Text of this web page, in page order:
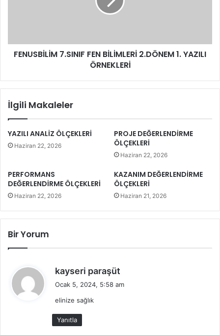
FENUSBİLİM 7.SINIF FEN BİLİMLERİ 2.DÖNEM 1. YAZILI
ÖRNEKLERİ
İlgili Makaleler
YAZILI ANALİZ ÖLÇEKLERİ
Haziran 22, 2026
PROJE DEĞERLENDİRME
ÖLÇEKLERİ
Haziran 22, 2026
PERFORMANS
DEĞERLENDİRME ÖLÇEKLERİ
Haziran 22, 2026
KAZANIM DEĞERLENDİRME
ÖLÇEKLERİ
Haziran 21, 2026
Bir Yorum
kayseri paraşüt
Ocak 5, 2024, 5:58 am
elinize sağlık
Yanıtla